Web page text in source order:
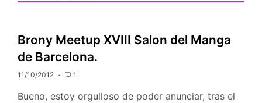
Brony Meetup XVIII Salon del Manga
de Barcelona.
11/10/2012 1
Bueno, estoy orgulloso de poder anunciar, tras el